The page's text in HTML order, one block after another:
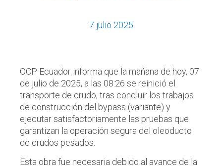
7 julio 2025
OCP Ecuador informa que la mañana de hoy, 07
de julio de 2025, a las 08:26 se reinició el
transporte de crudo, tras concluir los trabajos
de construcción del bypass (variante) y
ejecutar satisfactoriamente las pruebas que
garantizan la operación segura del oleoducto
de crudos pesados.
Esta obra fue necesaria debido al avance de la